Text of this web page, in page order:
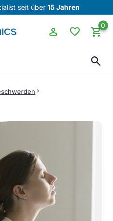
seit über 15 Jahren
search
person favorite 0
shopping_cart
chevron_right